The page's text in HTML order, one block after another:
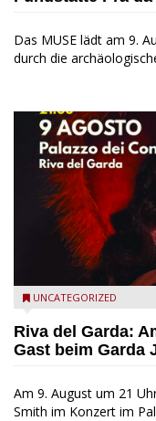
Das MUSE lädt am 9.
durch die
Riva del Garda -
UNCATEGORIZED
Riva del Garda:
Gast beim Garda
Am 9. August um 21
Smith im Konzert im